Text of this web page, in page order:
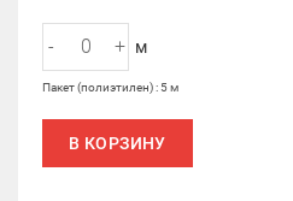
- + м
Пакет (полиэтилен) : 5 м
В КОРЗИНУ